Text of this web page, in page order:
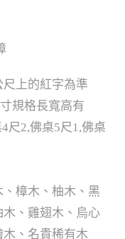
上的紅字為準
規格長寬高有
尺2,佛桌5尺1,佛桌
樟木、柚木、黑
、雞翅木、烏心
、名貴稀有木